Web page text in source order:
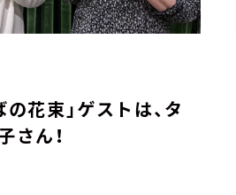
花束」ゲストは、タ
さん！